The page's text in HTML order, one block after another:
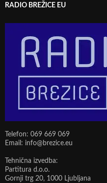
RADIO BREŽICE EU
Telefon: 069 669 069
Email: info@brezice.eu
Tehnična izvedba:
Partitura d.o.o.
Gornji trg 20, 1000 Ljubljana